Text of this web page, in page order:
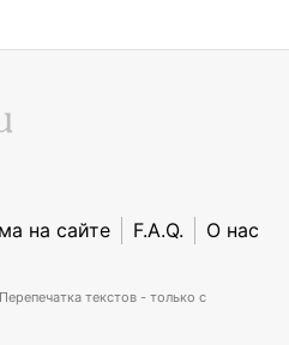
на сайте F.A.Q. О нас
текстов - только с